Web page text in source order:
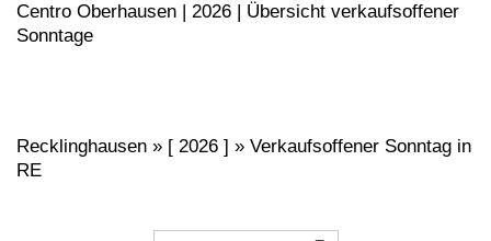
Centro Oberhausen | 2026 | Übersicht verkaufsoffener
Sonntage
Recklinghausen » [ 2026 ] » Verkaufsoffener Sonntag in
RE